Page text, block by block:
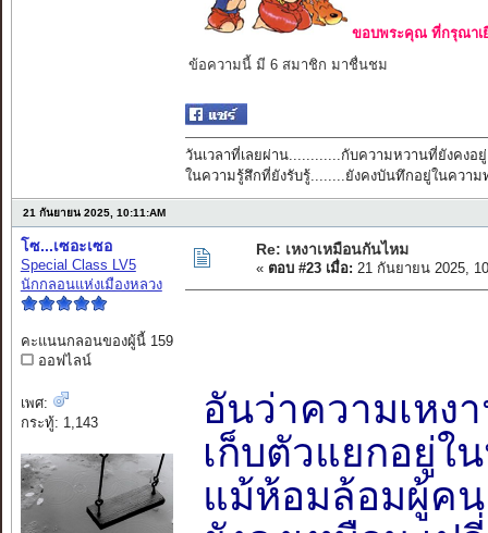
ขอบพระคุณ ที่กรุณาเ
ข้อความนี้ มี 6 สมาชิก มาชื่นชม
วันเวลาที่เลยผ่าน............กับความหวานที่ยังคงอยู่
ในความรู้สึกที่ยังรับรู้........ยังคงบันทึกอยู่ในความ
21 กันยายน 2025, 10:11:AM
โซ...เซอะเซอ
Special Class LV5
นักกลอนแห่งเมืองหลวง
คะแนนกลอนของผู้นี้ 159
ออฟไลน์
เพศ:
กระทู้: 1,143
Re: เหงาเหมือนกันไหม
« ตอบ #23 เมื่อ: 21 กันยายน 2025,
อันว่าความเหง
เก็บตัวแยกอยู่ใ
แม้ห้อมล้อมผู้ค